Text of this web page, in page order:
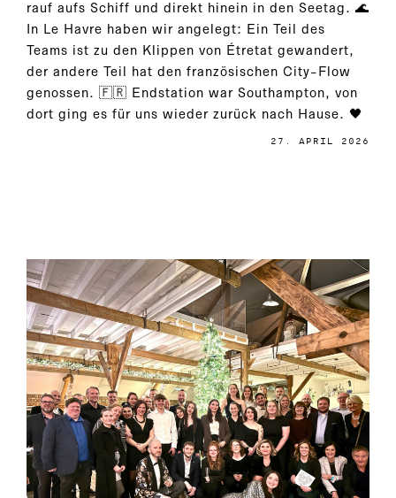
rauf aufs Schiff und direkt hinein in den Seetag. 🌊
In Le Havre haben wir angelegt: Ein Teil des
Teams ist zu den Klippen von Étretat gewandert,
der andere Teil hat den französischen City-Flow
genossen. 🇫🇷 Endstation war Southampton, von
dort ging es für uns wieder zurück nach Hause. 🖤
27. APRIL 2026